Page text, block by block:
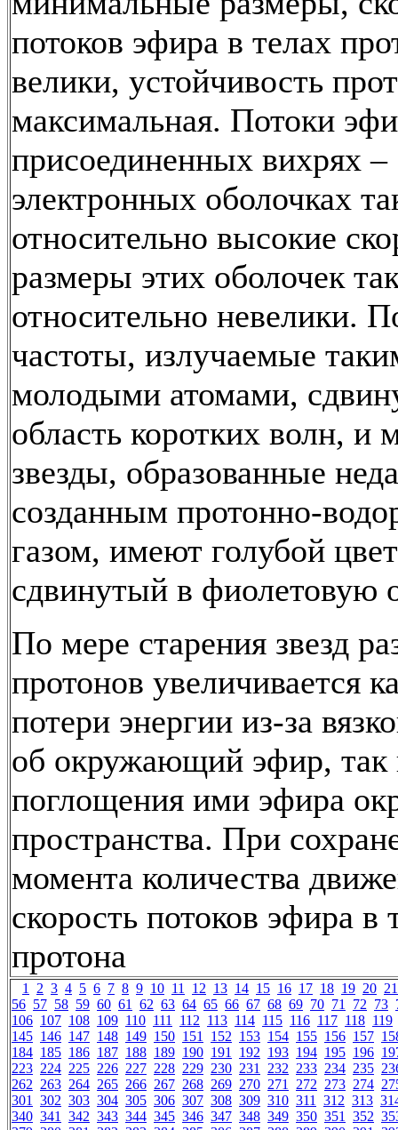
потоков эфира в телах
велики, устойчивость
максимальная. Потоки
присоединенных вихрях –
электронных оболочках
относительно высокие
размеры этих оболочек
относительно невелики.
частоты, излучаемые
молодыми атомами,
область коротких волн, и
звезды, образованные
созданным протонно-
газом, имеют голубой
сдвинутый в фиолетовую
По мере старения звезд
протонов увеличивается
потери энергии из-за
об окружающий эфир, так
поглощения ими эфира
пространства. При
момента количества
скорость потоков эфира в
протона
1 2 3 4 5 6 7 8 9 10 11 12 13 14 15 16 17 18 19 20 21
56 57 58 59 60 61 62 63 64 65 66 67 68 69 70 71 72 73
106 107 108 109 110 111 112 113 114 115 116 117 118 119
145 146 147 148 149 150 151 152 153 154 155 156 157
184 185 186 187 188 189 190 191 192 193 194 195 196
223 224 225 226 227 228 229 230 231 232 233 234 235
262 263 264 265 266 267 268 269 270 271 272 273 274
301 302 303 304 305 306 307 308 309 310 311 312 313
340 341 342 343 344 345 346 347 348 349 350 351 352